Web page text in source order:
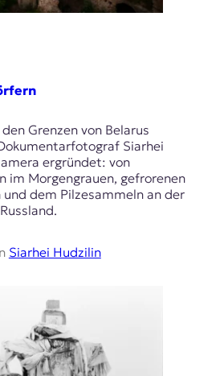
Grenzen von Belarus
Siarhei
ergründet: von
im Morgengrauen, gefrorenen
dem Pilzesammeln an der
Siarhei Hudzilin